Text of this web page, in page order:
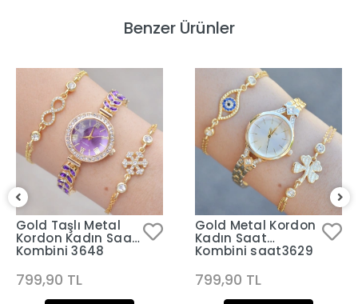
Benzer Ürünler
Gold Taşlı Metal
Kordon Kadın Saat
Kombini 3648
799,90 TL
Gold Metal Kordon
Kadın Saat
Kombini saat3629
799,90 TL